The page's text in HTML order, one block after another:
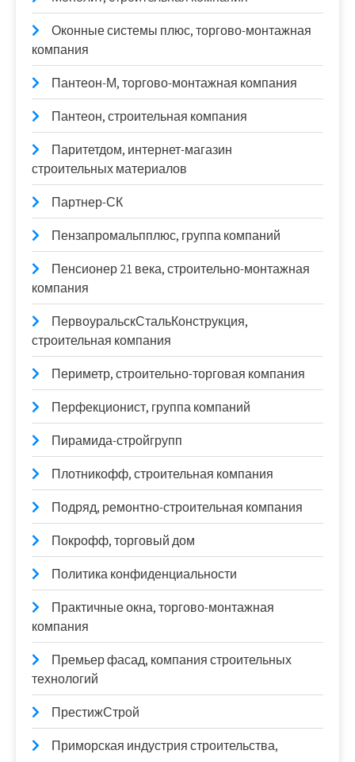
Оконные системы плюс, торгово-монтажная
компания
Пантеон-М, торгово-монтажная компания
Пантеон, строительная компания
Паритетдом, интернет-магазин
строительных материалов
Партнер-СК
Пензапромальпплюс, группа компаний
Пенсионер 21 века, строительно-монтажная
компания
ПервоуральскСтальКонструкция,
строительная компания
Периметр, строительно-торговая компания
Перфекционист, группа компаний
Пирамида-стройгрупп
Плотникофф, строительная компания
Подряд, ремонтно-строительная компания
Покрофф, торговый дом
Политика конфиденциальности
Практичные окна, торгово-монтажная
компания
Премьер фасад, компания строительных
технологий
ПрестижСтрой
Приморская индустрия строительства,